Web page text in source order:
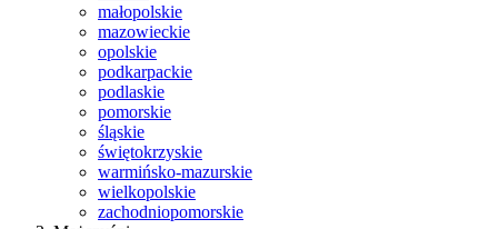
małopolskie
mazowieckie
opolskie
podkarpackie
podlaskie
pomorskie
śląskie
świętokrzyskie
warmińsko-mazurskie
wielkopolskie
zachodniopomorskie